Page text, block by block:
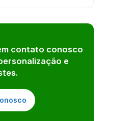
contato conosco
e